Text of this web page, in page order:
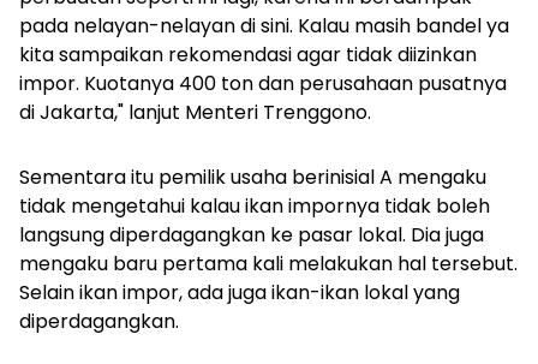
pada nelayan-nelayan di sini. Kalau masih bandel ya
kita sampaikan rekomendasi agar tidak diizinkan
impor. Kuotanya 400 ton dan perusahaan pusatnya
di Jakarta," lanjut Menteri Trenggono.
Sementara itu pemilik usaha berinisial A mengaku
tidak mengetahui kalau ikan impornya tidak boleh
langsung diperdagangkan ke pasar lokal. Dia juga
mengaku baru pertama kali melakukan hal tersebut.
Selain ikan impor, ada juga ikan-ikan lokal yang
diperdagangkan.